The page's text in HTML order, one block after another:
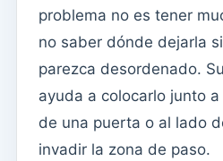
problema no es tener
no saber dónde dejarla
parezca desordenado.
ayuda a colocarlo junto
de una puerta o al lado
invadir la zona de paso.